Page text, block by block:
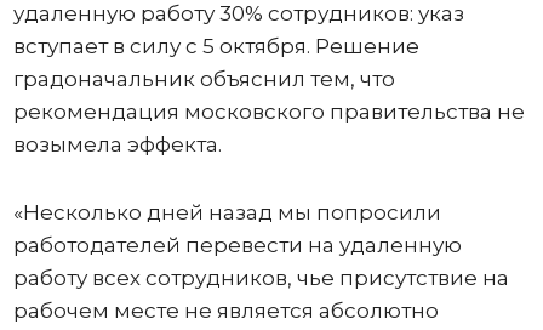
удаленную работу 30% сотрудников: указ
вступает в силу с 5 октября. Решение
градоначальник объяснил тем, что
рекомендация московского правительства не
возымела эффекта.
«Несколько дней назад мы попросили
работодателей перевести на удаленную
работу всех сотрудников, чье присутствие на
рабочем месте не является абсолютно